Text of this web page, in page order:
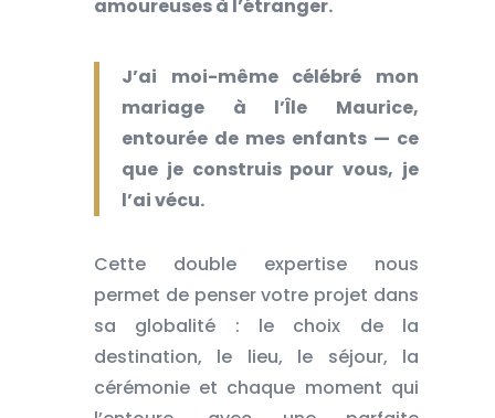
amoureuses à l’étranger.
J’ai moi-même célébré mon
mariage à l’Île Maurice,
entourée de mes enfants — ce
que je construis pour vous, je
l’ai vécu.
Cette double expertise nous
permet de penser votre projet dans
sa globalité : le choix de la
destination, le lieu, le séjour, la
cérémonie et chaque moment qui